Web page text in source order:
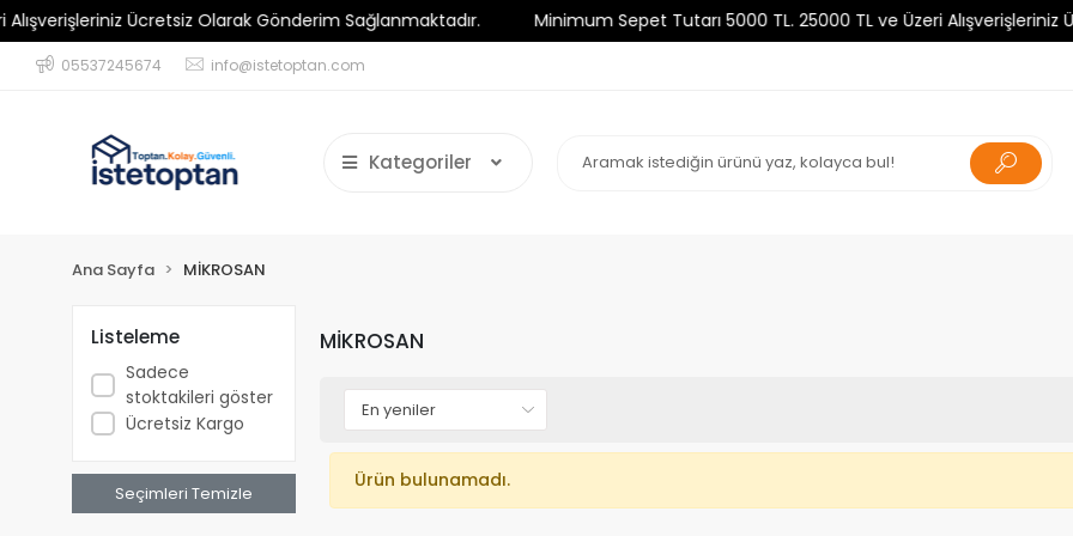
Ücretsiz Olarak Gönderim Sağlanmaktadır. Minimum Sepet Tutarı 5000 TL. 25000 TL ve Üzeri Alışverişleriniz
05537245674 info@istetoptan.com
Kategoriler
Ana Sayfa MİKROSAN
Listeleme
Sadece
stoktakileri göster
Ücretsiz Kargo
Seçimleri Temizle
MİKROSAN
Ürün bulunamadı.